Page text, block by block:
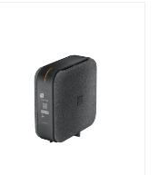
mois, Sans engagement